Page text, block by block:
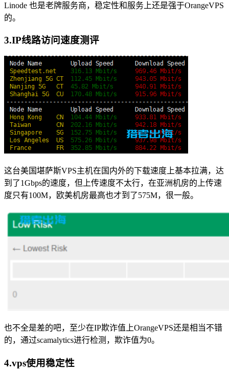
Linode 也是老牌服务商，稳定性和服务上还是强于OrangeVPS
的。
3.IP线路访问速度测评
这台美国堪萨斯VPS主机在国内外的下载速度上基本拉满，达
到了1Gbps的速度，但上传速度不太行，在亚洲机房的上传速
度只有100M，欧美机房最高也才到了575M，很一般。
也不全是差的吧，至少在IP欺诈值上OrangeVPS还是相当不错
的，通过scamalytics进行检测，欺诈值为0。
4.vps使用稳定性